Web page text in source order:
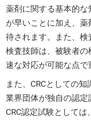
薬剤に関する基本的
が早いことに加え、
待されます。また、
検査技師は、被験者
速な対応が可能な点で
また、CRCとしての
業界団体が独自の認
CRC認定試験としては